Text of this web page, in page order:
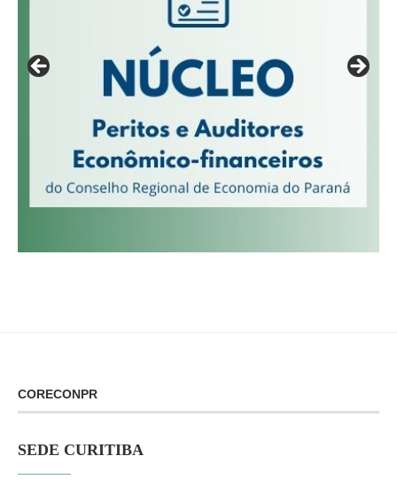
CORECONPR
SEDE CURITIBA